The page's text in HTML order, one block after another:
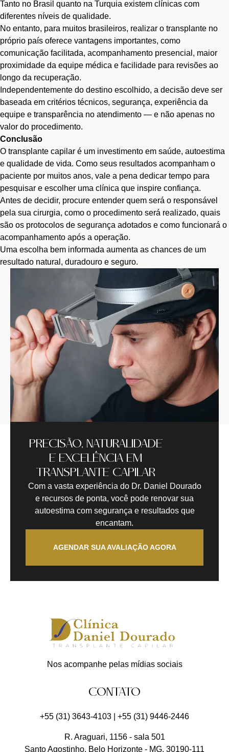
Tanto no Brasil quanto na Turquia existem clínicas com
diferentes níveis de qualidade.
No entanto, para muitos brasileiros, realizar o transplante no
próprio país oferece vantagens importantes, como
comunicação facilitada, acompanhamento presencial, maior
proximidade da equipe médica e facilidade para revisões ao
longo da recuperação.
Independentemente do destino escolhido, a decisão deve ser
baseada em critérios técnicos, segurança, experiência da
equipe e transparência no atendimento — e não apenas no
valor do procedimento.
Conclusão
O transplante capilar é um investimento em saúde, autoestima
e qualidade de vida. Como seus resultados acompanham o
paciente por muitos anos, vale a pena dedicar tempo para
pesquisar e escolher uma clínica que inspire confiança.
Antes de decidir, procure entender quem será o responsável
pela sua cirurgia, como o procedimento será realizado, quais
são os protocolos de segurança adotados e como funcionará o
acompanhamento após a operação.
Uma escolha bem informada aumenta as chances de um
resultado natural, duradouro e seguro.
PRECISÃO, NATURALIDADE
E EXCELÊNCIA EM
TRANSPLANTE CAPILAR
Com a vasta experiência do Dr. Daniel Dourado
e recursos de ponta, você pode renovar sua
autoestima com segurança e resultados que
encantam.
AGENDAR SUA AVALIAÇÃO AGORA
Nos acompanhe pelas mídias sociais
CONTATO
+55 (31) 3643-4103 +55 (31) 9446-2446
R. Araguari, 1156 - sala 501
Santo Agostinho, Belo Horizonte - MG, 30190-111